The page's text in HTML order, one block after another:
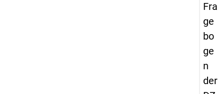
Fra
ge
bo
ge
n
der